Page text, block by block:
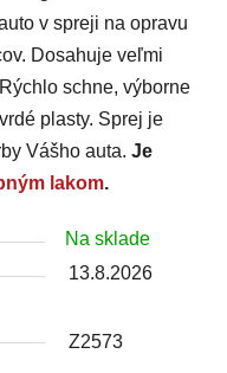
v spreji na opravu
Dosahuje veľmi
schne, výborne
plasty. Sprej je
Vášho auta. Je
lakom.
Na sklade
13.8.2026
Z2573